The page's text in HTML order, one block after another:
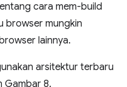
cara mem-build
browser mungkin
lainnya.
arsitektur terbaru
Gambar 8.